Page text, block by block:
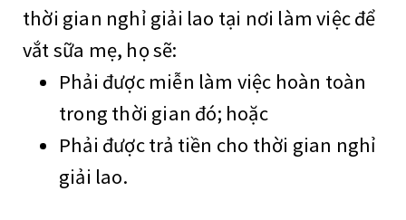
thời gian nghỉ giải lao tại nơi làm việc để
vắt sữa mẹ, họ sẽ:
Phải được miễn làm việc hoàn toàn
trong thời gian đó; hoặc
Phải được trả tiền cho thời gian nghỉ
giải lao.